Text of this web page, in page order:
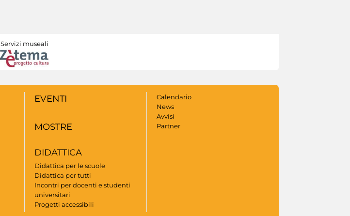
Servizi museali
EVENTI
MOSTRE
DIDATTICA
Didattica per le scuole
Didattica per tutti
Incontri per docenti e studenti
universitari
Progetti accessibili
Calendario
News
Avvisi
Partner